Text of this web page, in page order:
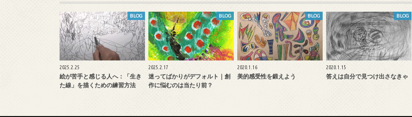
BLOG
2025.2.25
絵が苦手と感じる人へ：「生き
た線」を描くための練習方法
BLOG
2025.2.17
迷ってばかりがデフォルト｜創
作に悩むのは当たり前？
BLOG
2020.1.16
美的感受性を鍛えよう
BLOG
2020.1.15
答えは自分で見つけ出さなきゃ